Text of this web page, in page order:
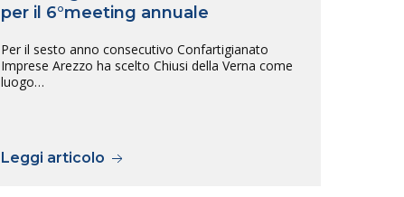
per il 6°meeting annuale
Per il sesto anno consecutivo Confartigianato
Imprese Arezzo ha scelto Chiusi della Verna come
luogo…
Leggi articolo